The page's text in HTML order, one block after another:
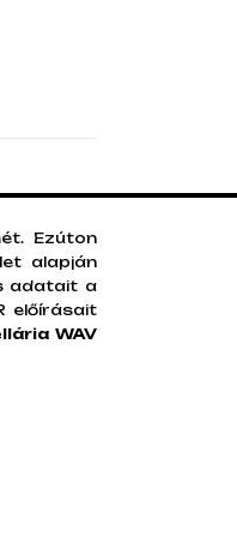
Ezúton
alapján
adatait a
előírásait
WAV